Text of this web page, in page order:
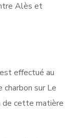
Alès et
effectué au
sur Le
de cette matière